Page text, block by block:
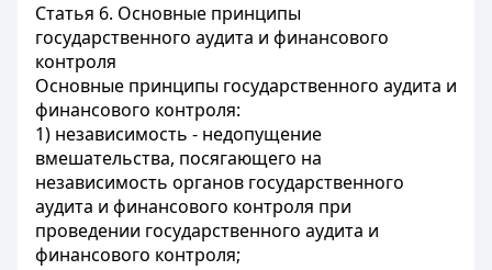
Статья 6. Основные принципы
государственного аудита и финансового
контроля
Основные принципы государственного аудита и
финансового контроля:
1) независимость - недопущение
вмешательства, посягающего на
независимость органов государственного
аудита и финансового контроля при
проведении государственного аудита и
финансового контроля;